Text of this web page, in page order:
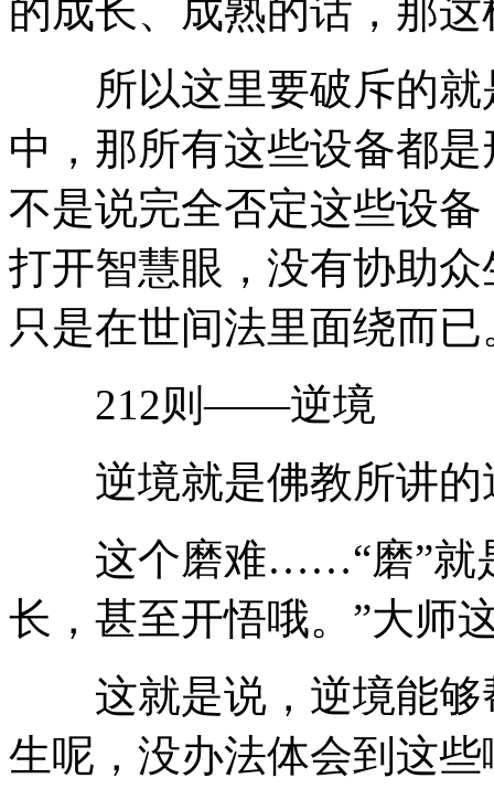
的成长、成熟的话，那
所以这里要破斥的就
中，那所有这些设备都
不是说完全否定这些设
打开智慧眼，没有协助
只是在世间法里面绕而已
212则——逆境
逆境就是佛教所讲的
这个磨难……“磨”就是
长，甚至开悟哦。”大师
这就是说，逆境能够
生呢，没办法体会到这